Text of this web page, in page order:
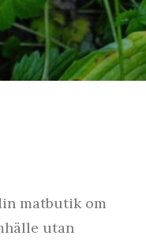
matbutik om
utan